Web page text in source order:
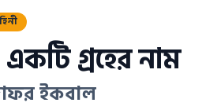
একটি গ্রহের নাম
ইকবাল